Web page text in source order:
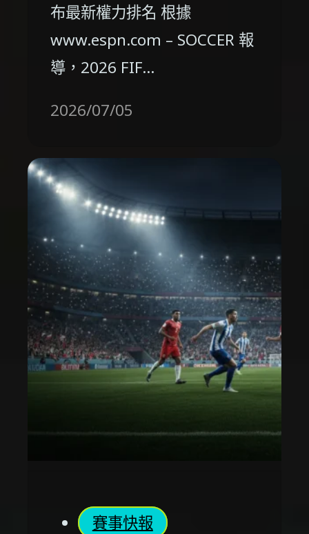
布最新權力排名 根據
www.espn.com – SOCCER 報
導，2026 FIF…
2026/07/05
賽事快報